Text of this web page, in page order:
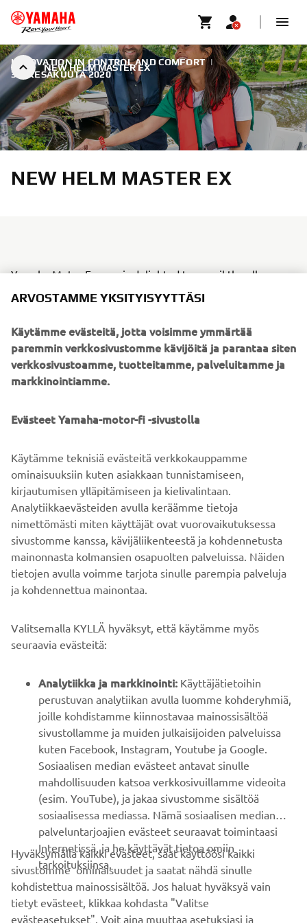
NEW HELM MASTER EX
INNOVATION IN CONTROL AND COMFORT |
30. KESÄKUUTA 2020
NEW HELM MASTER EX
Yamaha Motor Europe is delighted to unveil the all-new
Helm Master EX control rigging system, making boat
excellence at the forefront.
The Helm Master EX is designed to make user experience
on the water not only enjoyable, but readily available to
additional features to help extract maximum
DISCOVER HELM MASTER EX NOW!
B2B
YAMAHA MUUALLA
ASIAKASTUKI
UUTISKIRJE
Ole ensimmäinen, joka kuulee uusimmista tarjouksista,
erikoistapahtumista, uusista julkaisuista ja paljon muuta...
TILAA
Lue tietosuojakäytäntömme saadaksesi tietää, miten
ARVOSTAMME YKSITYISYYTTÄSI
Käytämme evästeitä, jotta voisimme ymmärtää
paremmin verkkosivustomme kävijöitä ja parantaa siten
verkkosivustoamme, tuotteitamme, palveluitamme ja
markkinointiamme.
Evästeet Yamaha-motor-fi -sivustolla
Käytämme teknisiä evästeitä verkkokauppamme
ominaisuuksiin kuten asiakkaan tunnistamiseen,
kirjautumisen ylläpitämiseen ja kielivalintaan.
Analytiikkaevästeiden avulla keräämme tietoja
nimettömästi miten käyttäjät ovat vuorovaikutuksessa
sivustomme kanssa, kävijäliikenteestä ja kohdennetusta
mainonnasta kolmansien osapuolten palveluissa. Näiden
tietojen avulla voimme tarjota sinulle parempia palveluja
ja kohdennettua mainontaa.
Valitsemalla KYLLÄ hyväksyt, että käytämme myös
seuraavia evästeitä:
Analytiikka ja markkinointi: Käyttäjätietoihin
perustuvan analytiikan avulla luomme kohderyhmiä,
joille kohdistamme kiinnostavaa mainossisältöä
sivustollamme ja muiden julkaisijoiden palveluissa
kuten Facebook, Instagram, Youtube ja Google.
Sosiaalisen median evästeet antavat sinulle
mahdollisuuden katsoa verkkosivuillamme videoita
(esim. YouTube), ja jakaa sivustomme sisältöä
sosiaalisessa mediassa. Nämä sosiaalisen median
palveluntarjoajien evästeet seuraavat toimintaasi
Internetissä, ja he käyttävät tietoa omiin
tarkoituksiinsa.
Hyväksymällä kaikki evästeet, saat käyttöösi kaikki
sivustomme ominaisuudet ja saatat nähdä sinulle
kohdistettua mainossisältöä. Jos haluat hyväksyä vain
tietyt evästeet, klikkaa kohdasta "Valitse
evästeasetukset". Voit aina muuttaa asetuksiasi ja